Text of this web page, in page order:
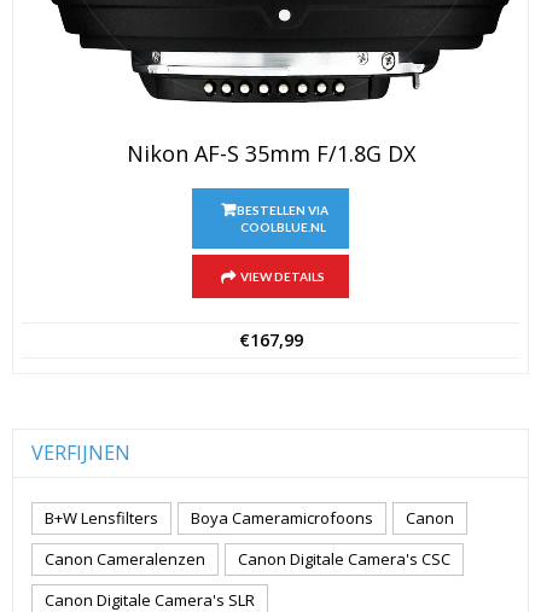
Nikon AF-S 35mm F/1.8G DX
BESTELLEN VIA
COOLBLUE.NL
VIEW DETAILS
€167,99
VERFIJNEN
B+W Lensfilters Boya Cameramicrofoons
Canon
Canon Cameralenzen
Canon Digitale Camera's CSC
Canon Digitale Camera's SLR